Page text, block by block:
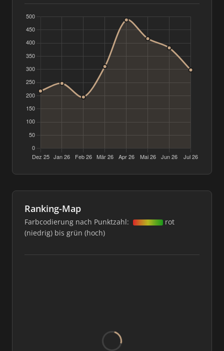
Ranking-Map
Farbcodierung nach Punktzahl:
rot
(niedrig) bis grün (hoch)